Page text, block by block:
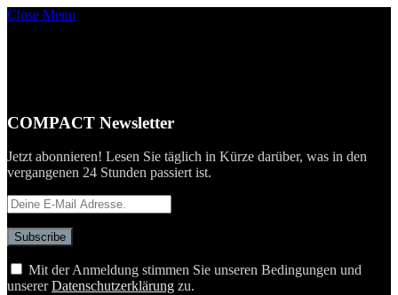
Close Menu
COMPACT Newsletter
Jetzt abonnieren! Lesen Sie täglich in Kürze darüber, was in den
vergangenen 24 Stunden passiert ist.
Mit der Anmeldung stimmen Sie unseren Bedingungen und
unsererDatenschutzerklärung zu.